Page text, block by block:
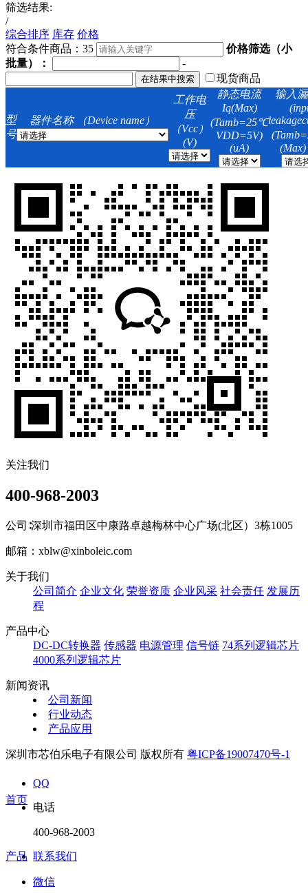
筛选结果:
/
综合排序 库存 价格
符合条件商品： 35
价格筛选（小
批量）：
-
现货商品
型
号
器件名称 （Device name）
工作电
压
（Vcc）
(V)
静态电流
Iq(Max)
(Tamb=25℃
VDD=5V)
(uA)
输入
(Max)
关注我们
400-968-2003
公司∶深圳市福田区中康路卓越梅林中心广场(北区）3栋1005
邮箱：xblw@xinboleic.com
关于我们
公司简介 企业文化 荣誉资质 企业风采 社会责任 发展历
程
产品中心
DC-DC转换器 传感器 电源管理 信号链 74系列逻辑芯片
4000系列逻辑芯片
新闻资讯
公司新闻
行业动态
产品应用
深圳市芯伯乐电子有限公司 版权所有 粤ICP备19007470号-1
首页
产品
QQ
电话
400-968-2003
联系我们
微信